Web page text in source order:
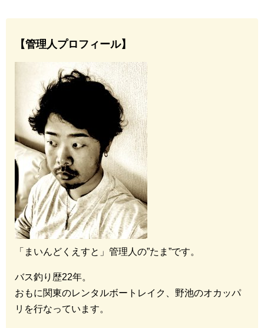
【管理人プロフィール】
「まいんどくえすと」管理人の”たま”です。
バス釣り歴22年。
おもに関東のレンタルボートレイク、野池のオカッパ
リを行なっています。